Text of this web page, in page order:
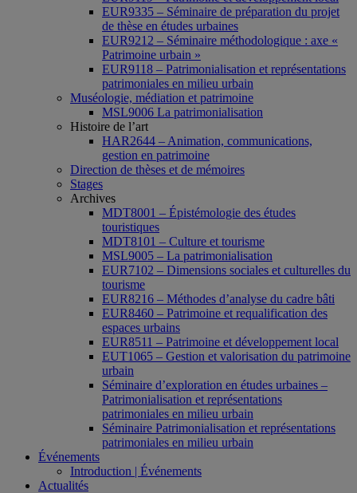
EUR9335 – Séminaire de préparation du projet
de thèse en études urbaines
EUR9212 – Séminaire méthodologique : axe «
Patrimoine urbain »
EUR9118 – Patrimonialisation et représentations
patrimoniales en milieu urbain
Muséologie, médiation et patrimoine
MSL9006 La patrimonialisation
Histoire de l’art
HAR2644 – Animation, communications,
gestion en patrimoine
Direction de thèses et de mémoires
Stages
Archives
MDT8001 – Épistémologie des études
touristiques
MDT8101 – Culture et tourisme
MSL9005 – La patrimonialisation
EUR7102 – Dimensions sociales et culturelles du
tourisme
EUR8216 – Méthodes d’analyse du cadre bâti
EUR8460 – Patrimoine et requalification des
espaces urbains
EUR8511 – Patrimoine et développement local
EUT1065 – Gestion et valorisation du patrimoine
urbain
Séminaire d’exploration en études urbaines –
Patrimonialisation et représentations
patrimoniales en milieu urbain
Séminaire Patrimonialisation et représentations
patrimoniales en milieu urbain
Événements
Introduction | Événements
Actualités